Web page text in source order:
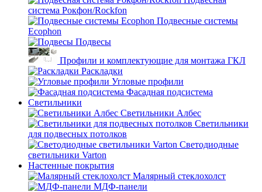
система Рокфон/Rockfon
Подвесные системы
Ecophon
Подвесы
Профили и комплектующие для монтажа ГКЛ
Раскладки
Угловые профили
Фасадная подсистема
Светильники
Светильники Албес
Светильники
для подвесных потолков
Светодиодные
светильники Varton
Настенные покрытия
Малярный стеклохолст
МДФ-панели